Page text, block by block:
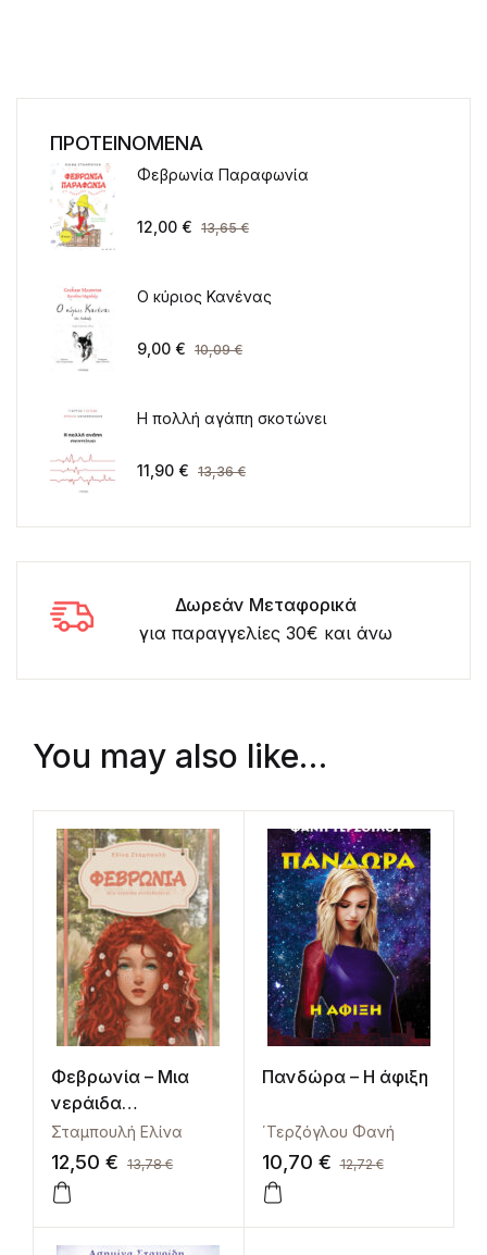
ΠΡΟΤΕΙΝΟΜΕΝΑ
Φεβρωνία Παραφωνία
12,00 € 13,65€
Ο κύριος Κανένας
9,00 € 10,09€
Η πολλή αγάπη σκοτώνει
11,90 € 13,36€
Δωρεάν Μεταφορικά
για παραγγελίες 30€ και άνω
You may also like…
Φεβρωνία – Μια
νεράιδα
εκπαιδεύεται
Σταμπουλή Ελίνα
12,50 € 13,78€
Πανδώρα – Η άφιξη
΄Τερζόγλου Φανή
10,70 € 12,72€